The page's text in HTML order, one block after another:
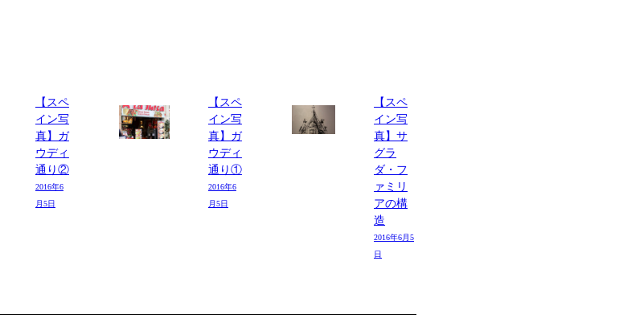
【スペ
イン写
真】ガ
ウディ
通り②
2016年6
月5日
【スペ
イン写
真】ガ
ウディ
通り①
2016年6
月5日
【スペ
イン写
真】サ
グラ
ダ・フ
ァミリ
アの構
造
2016年6月5
日